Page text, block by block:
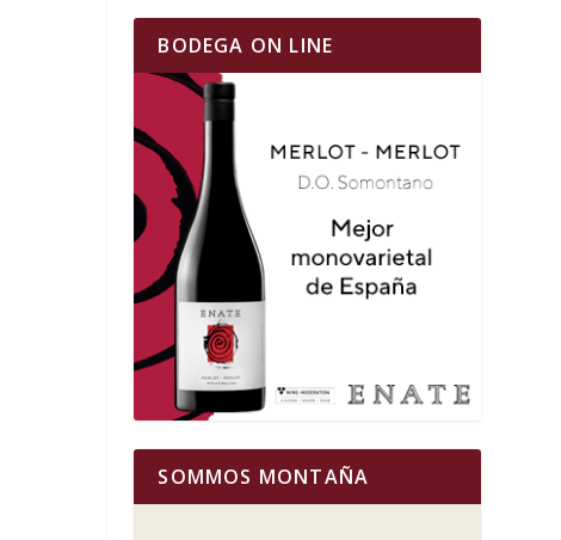
BODEGA ON LINE
SOMMOS MONTAÑA